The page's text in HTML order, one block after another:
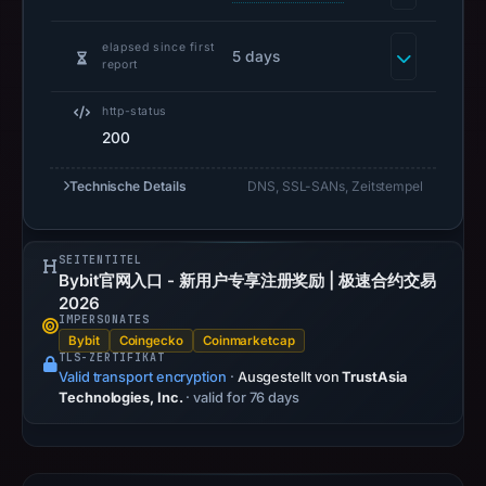
the
11:10
Negative
missing
results
do
establish
safety.
elapsed since first
report
5 days
http-status
200
Technische Details DNS, SSL-SANs, Zeitstempel
SEITENTITEL
Bybit官网入口 - 新用户专享注册奖励 | 极速合约交易
2026
IMPERSONATES
Bybit Coingecko Coinmarketcap
TLS-ZERTIFIKAT
Valid transport encryption · Ausgestellt vonTrustAsia
Technologies, Inc. · valid for 76 days